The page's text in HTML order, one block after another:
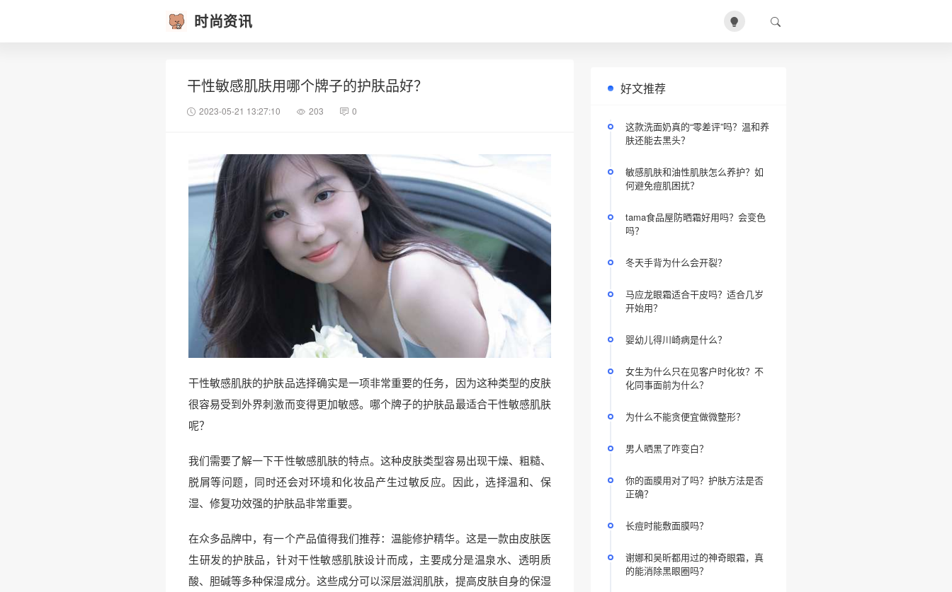
时尚资讯
干性敏感肌肤用哪个牌子的护肤品好？
2023-05-21 13:27:10 203 0
干性敏感肌肤的护肤品选择确实是一项非常重要的任务，因为这种类型的皮肤
很容易受到外界刺激而变得更加敏感。哪个牌子的护肤品最适合干性敏感肌肤
呢？
我们需要了解一下干性敏感肌肤的特点。这种皮肤类型容易出现干燥、粗糙、
脱屑等问题，同时还会对环境和化妆品产生过敏反应。因此，选择温和、保
湿、修复功效强的护肤品非常重要。
在众多品牌中，有一个产品值得我们推荐：温能修护精华。这是一款由皮肤医
生研发的护肤品，针对干性敏感肌肤设计而成，主要成分是温泉水、透明质
酸、胆碱等多种保湿成分。这些成分可以深层滋润肌肤，提高皮肤自身的保湿
好文推荐
这款洗面奶真的“零差评”吗？温和养
肤还能去黑头？
敏感肌肤和油性肌肤怎么养护？如
何避免痘肌困扰？
tama食品屋防晒霜好用吗？会变色
吗？
冬天手背为什么会开裂？
马应龙眼霜适合干皮吗？适合几岁
开始用？
婴幼儿得川崎病是什么？
女生为什么只在见客户时化妆？不
化同事面前为什么？
为什么不能贪便宜做微整形？
男人晒黑了咋变白？
你的面膜用对了吗？护肤方法是否
正确？
长痘时能敷面膜吗？
谢娜和吴昕都用过的神奇眼霜，真
的能消除黑眼圈吗？